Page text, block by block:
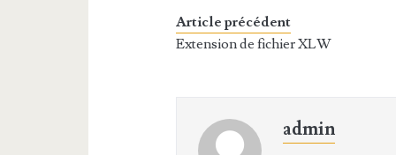
Article précédent
Extension de fichier XLW
admin